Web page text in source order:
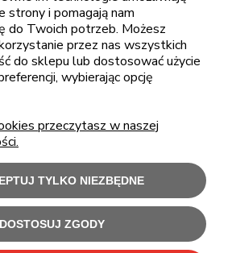
sklep@cebit.pl
ZAKUPY
POMOC
MOJE KONTO
INFORMACJE
strony i pomagają nam
do Twoich potrzeb. Możesz
przez nas wszystkich
do sklepu lub dostosować użycie
wybierając opcję
przeczytasz w naszej
TYLKO NIEZBĘDNE
DOSTOSUJ ZGODY